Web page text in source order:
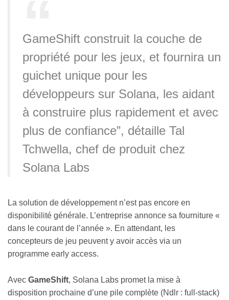
GameShift construit la couche de
propriété pour les jeux, et fournira un
guichet unique pour les
développeurs sur Solana, les aidant
à construire plus rapidement et avec
plus de confiance”, détaille Tal
Tchwella, chef de produit chez
Solana Labs
La solution de développement n’est pas encore en
disponibilité générale. L’entreprise annonce sa fourniture «
dans le courant de l’année ». En attendant, les
concepteurs de jeu peuvent y avoir accès via un
programme early access.
Avec GameShift, Solana Labs promet la mise à
disposition prochaine d’une pile complète (Ndlr : full-stack)